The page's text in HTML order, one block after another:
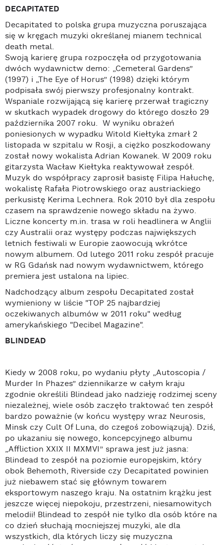
DECAPITATED
Decapitated to polska grupa muzyczna poruszająca
się w kręgach muzyki określanej mianem technical
death metal.
Swoją karierę grupa rozpoczęła od przygotowania
dwóch wydawnictw demo: „Cemeteral Gardens”
(1997) i „The Eye of Horus” (1998) dzięki którym
podpisała swój pierwszy profesjonalny kontrakt.
Wspaniale rozwijającą się karierę przerwał tragiczny
w skutkach wypadek drogowy do którego doszło 29
października 2007 roku. W wyniku obrażeń
poniesionych w wypadku Witold Kiełtyka zmarł 2
listopada w szpitalu w Rosji, a ciężko poszkodowany
został nowy wokalista Adrian Kowanek. W 2009 roku
gitarzysta Wacław Kiełtyka reaktywował zespół.
Muzyk do współpracy zaprosił basistę Filipa Hałuchę,
wokalistę Rafała Piotrowskiego oraz austriackiego
perkusistę Kerima Lechnera. Rok 2010 był dla zespołu
czasem na sprawdzenie nowego składu na żywo.
Liczne koncerty m.in. trasa w roli headlinera w Anglii
czy Australii oraz występy podczas największych
letnich festiwali w Europie zaowocują wkrótce
nowym albumem. Od lutego 2011 roku zespół pracuje
w RG Gdańsk nad nowym wydawnictwem, którego
premiera jest ustalona na lipiec.
Nadchodzący album zespołu Decapitated został
wymieniony w liście "TOP 25 najbardziej
oczekiwanych albumów w 2011 roku" według
amerykańskiego "Decibel Magazine".
BLINDEAD
Kiedy w 2008 roku, po wydaniu płyty „Autoscopia /
Murder In Phazes” dziennikarze w całym kraju
zgodnie określili Blindead jako nadzieję rodzimej sceny
niezależnej, wiele osób zaczęło traktować ten zespół
bardzo poważnie (w końcu występy wraz Neurosis,
Minsk czy Cult Of Luna, do czegoś zobowiązują). Dziś,
po ukazaniu się nowego, koncepcyjnego albumu
„Affliction XXIX II MXMVI” sprawa jest już jasna:
Blindead to zespół na poziomie europejskim, który
obok Behemoth, Riverside czy Decapitated powinien
już niebawem stać się głównym towarem
eksportowym naszego kraju. Na ostatnim krążku jest
jeszcze więcej niepokoju, przestrzeni, niesamowitych
melodii! Blindead to zespół nie tylko dla osób które na
co dzień słuchają mocniejszej muzyki, ale dla
wszystkich, dla których liczy się muzyczna